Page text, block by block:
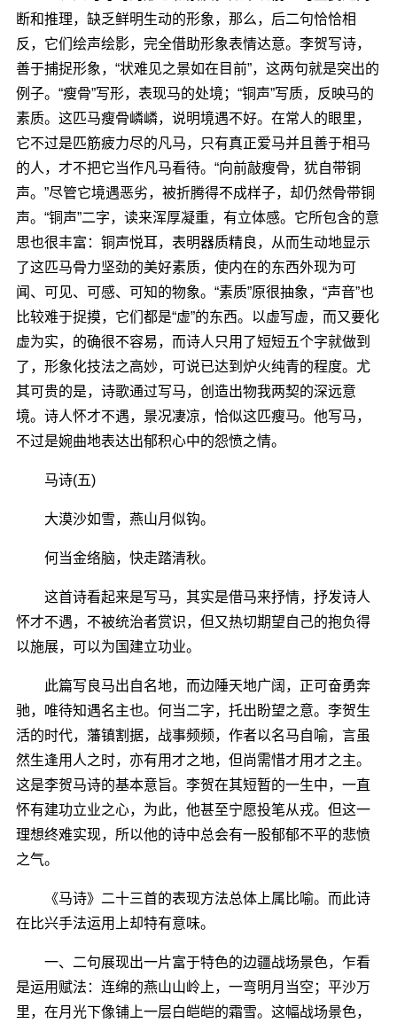
断和推理，缺乏鲜明生动的形象，那么，后二句恰恰相
反，它们绘声绘影，完全借助形象表情达意。李贺写诗，
善于捕捉形象，“状难见之景如在目前”，这两句就是突出的
例子。“瘦骨”写形，表现马的处境；“铜声”写质，反映马的
素质。这匹马瘦骨嶙嶙，说明境遇不好。在常人的眼里，
它不过是匹筋疲力尽的凡马，只有真正爱马并且善于相马
的人，才不把它当作凡马看待。“向前敲瘦骨，犹自带铜
声。”尽管它境遇恶劣，被折腾得不成样子，却仍然骨带铜
声。“铜声”二字，读来浑厚凝重，有立体感。它所包含的意
思也很丰富：铜声悦耳，表明器质精良，从而生动地显示
了这匹马骨力坚劲的美好素质，使内在的东西外现为可
闻、可见、可感、可知的物象。“素质”原很抽象，“声音”也
比较难于捉摸，它们都是“虚”的东西。以虚写虚，而又要化
虚为实，的确很不容易，而诗人只用了短短五个字就做到
了，形象化技法之高妙，可说已达到炉火纯青的程度。尤
其可贵的是，诗歌通过写马，创造出物我两契的深远意
境。诗人怀才不遇，景况凄凉，恰似这匹瘦马。他写马，
不过是婉曲地表达出郁积心中的怨愤之情。
马诗(五)
大漠沙如雪，燕山月似钩。
何当金络脑，快走踏清秋。
这首诗看起来是写马，其实是借马来抒情，抒发诗人
怀才不遇，不被统治者赏识，但又热切期望自己的抱负得
以施展，可以为国建立功业。
此篇写良马出自名地，而边陲天地广阔，正可奋勇奔
驰，唯待知遇名主也。何当二字，托出盼望之意。李贺生
活的时代，藩镇割据，战事频频，作者以名马自喻，言虽
然生逢用人之时，亦有用才之地，但尚需惜才用才之主。
这是李贺马诗的基本意旨。李贺在其短暂的一生中，一直
怀有建功立业之心，为此，他甚至宁愿投笔从戎。但这一
理想终难实现，所以他的诗中总会有一股郁郁不平的悲愤
之气。
《马诗》二十三首的表现方法总体上属比喻。而此诗
在比兴手法运用上却特有意味。
一、二句展现出一片富于特色的边疆战场景色，乍看
是运用赋法：连绵的燕山山岭上，一弯明月当空；平沙万
里，在月光下像铺上一层白皑皑的霜雪。这幅战场景色，